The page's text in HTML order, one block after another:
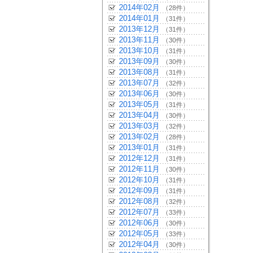
2014年02月 （28件）
2014年01月 （31件）
2013年12月 （31件）
2013年11月 （30件）
2013年10月 （31件）
2013年09月 （30件）
2013年08月 （31件）
2013年07月 （32件）
2013年06月 （30件）
2013年05月 （31件）
2013年04月 （30件）
2013年03月 （32件）
2013年02月 （28件）
2013年01月 （31件）
2012年12月 （31件）
2012年11月 （30件）
2012年10月 （31件）
2012年09月 （31件）
2012年08月 （32件）
2012年07月 （33件）
2012年06月 （30件）
2012年05月 （33件）
2012年04月 （30件）